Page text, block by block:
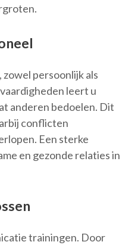
persoonlijk als
leert u
anderen bedoelen. Dit
conflicten
Een sterke
en gezonde relaties in
trainingen. Door